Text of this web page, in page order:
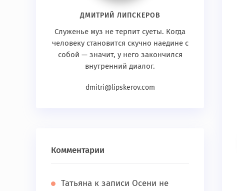
ДМИТРИЙ ЛИПСКЕРОВ
Служенье муз не терпит суеты. Когда
человеку становится скучно наедине с
собой — значит, у него закончился
внутренний диалог.
dmitri@lipskerov.com
Комментарии
Татьяна к записи Осени не